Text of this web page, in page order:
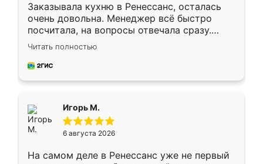
Заказывала кухню в Ренессанс, осталась
очень довольна. Менеджер всё быстро
посчитала, на вопросы отвечала сразу.
Замерщик приехал в субботу, подошёл к
делу со всей ответственностью. Собрали
за день, ребята работали аккуратно, даже
Читать полностью
Игорь М.
6 августа 2026
На самом деле в Ренессанс уже не первый